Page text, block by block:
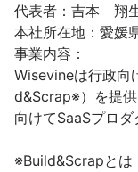
代表者：吉本　翔
本社所在地：愛媛
事業内容：
Wisevineは行政向
d&Scrap※）を提
向けてSaaSプロダ
※Build&Scrapとは